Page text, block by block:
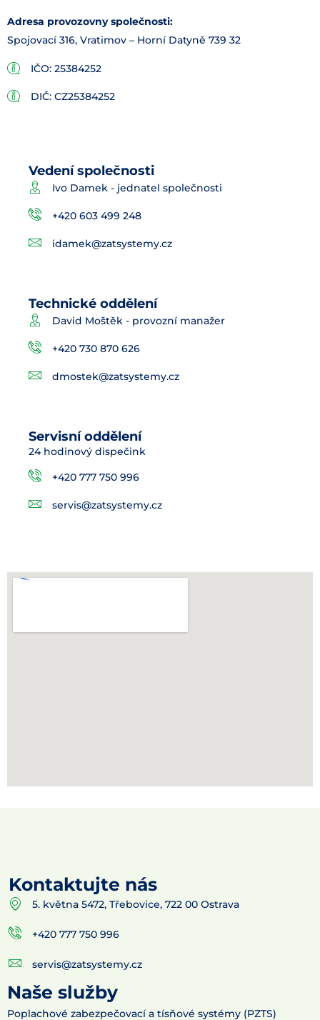
Adresa provozovny společnosti:
Spojovací 316, Vratimov – Horní Datyně 739 32
IČO: 25384252
DIČ: CZ25384252
Vedení společnosti
Ivo Damek - jednatel společnosti
+420 603 499 248
idamek@zatsystemy.cz
Technické oddělení
David Moštěk - provozní manažer
+420 730 870 626
dmostek@zatsystemy.cz
Servisní oddělení
24 hodinový dispečink
+420 777 750 996
servis@zatsystemy.cz
Kontaktujte nás
5. května 5472, Třebovice, 722 00 Ostrava
+420 777 750 996
servis@zatsystemy.cz
Naše služby
Poplachové zabezpečovací a tísňové systémy (PZTS)